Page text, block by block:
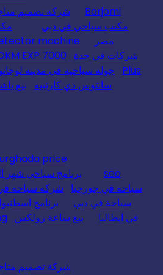
Borjomi
شركة تصميم
مكتب سياحي في دبي
مصر
machine
شركات في جدة
EXP 7000
Plus
جولة سياحية في مدينة
سانتوس دي كارتييه
بيع
price
seo
برنامج سياحي شهر
سياحة في جورجيا
شركة سياحة
سياحة في دبي
برنامج اسطنبول 5
في ايطاليا
بيع ساعة رولكس
شركة تصميم